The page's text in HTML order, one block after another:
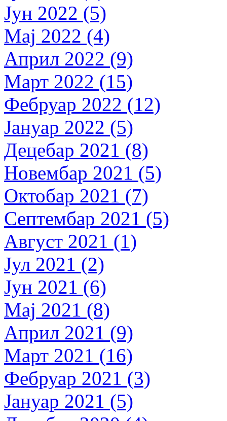
Јун 2022 (5)
Мај 2022 (4)
Април 2022 (9)
Март 2022 (15)
Фебруар 2022 (12)
Јануар 2022 (5)
Децебар 2021 (8)
Новембар 2021 (5)
Октобар 2021 (7)
Септембар 2021 (5)
Август 2021 (1)
Јул 2021 (2)
Јун 2021 (6)
Мај 2021 (8)
Април 2021 (9)
Март 2021 (16)
Фебруар 2021 (3)
Јануар 2021 (5)